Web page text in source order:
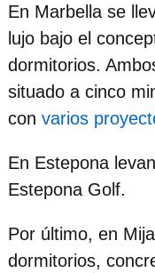
En Marbella se
lujo bajo el
dormitorios.
situado a cinco
con varios
En Estepona
Estepona Golf.
Por último, en
dormitorios,